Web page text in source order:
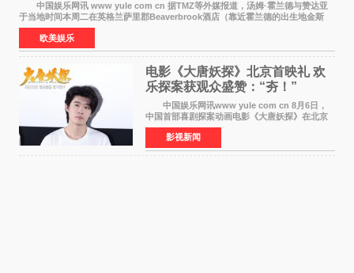
中国娱乐网讯 www yule com cn 据TMZ等外媒报道，汤姆·霍兰德与赞达亚
于当地时间本周二在英格兰萨里郡Beaverbrook酒店（靠近霍兰德的出生地金斯
顿）举办婚宴，邀请家人与朋友们喝喜酒，庆祝
欧美娱乐
电影《大唐妖探》北京首映礼 欢
乐探案获观众盛赞：“夯！”
中国娱乐网讯www yule com cn 8月6日，
中国首部喜剧探案动画电影《大唐妖探》在北京
举办电影首映礼。导演程腾、联合导演黄珉、总
制片人曹紫建、制片人李莹莹，配音导演张喆，
对白指导程寅，领
影视新闻